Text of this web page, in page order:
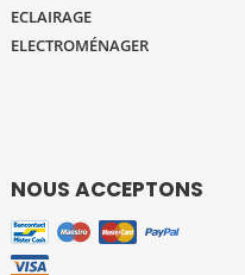
ECLAIRAGE
ELECTROMÉNAGER
NOUS ACCEPTONS